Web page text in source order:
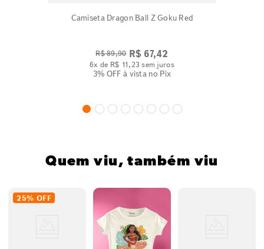
Camiseta Dragon Ball Z Goku Red
R$ 89,90 R$ 67,42
6x de R$ 11 ,23 sem juros
3% OFF à vista no Pix
Quem viu, também viu
25% OFF